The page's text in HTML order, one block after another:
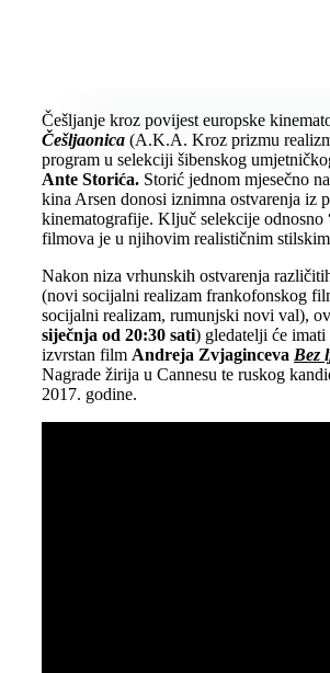
Češljanje kroz povijest europske
Češljaonica (A.K.A. Kroz prizmu
program u selekciji šibenskog
Ante Storića. Storić jednom mjesečno
kina Arsen donosi iznimna ostvarenja iz
kinematografije. Ključ selekcije odnosno
filmova je u njihovim realističnim
Nakon niza vrhunskih ostvarenja
(novi socijalni realizam frankofonskog
socijalni realizam, rumunjski novi val),
siječnja od 20:30 sati) gledatelji će
izvrstan film Andreja Zvjaginceva Bez
Nagrade žirija u Cannesu te ruskog
2017. godine.